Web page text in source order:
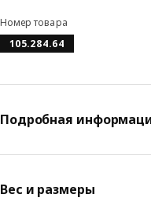
Номер товара
105.284.64
Подробная
Вес и размеры